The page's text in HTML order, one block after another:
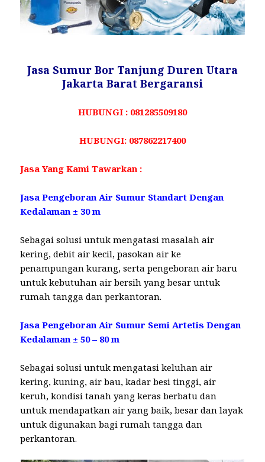
Jasa Sumur Bor Tanjung Duren Utara
Jakarta Barat Bergaransi
HUBUNGI : 081285509180
HUBUNGI: 087862217400
Jasa Yang Kami Tawarkan :
Jasa Pengeboran Air Sumur Standart Dengan
Kedalaman ± 30 m
Sebagai solusi untuk mengatasi masalah air
kering, debit air kecil, pasokan air ke
penampungan kurang, serta pengeboran air baru
untuk kebutuhan air bersih yang besar untuk
rumah tangga dan perkantoran.
Jasa Pengeboran Air Sumur Semi Artetis Dengan
Kedalaman ± 50 – 80 m
Sebagai solusi untuk mengatasi keluhan air
kering, kuning, air bau, kadar besi tinggi, air
keruh, kondisi tanah yang keras berbatu dan
untuk mendapatkan air yang baik, besar dan layak
untuk digunakan bagi rumah tangga dan
perkantoran.